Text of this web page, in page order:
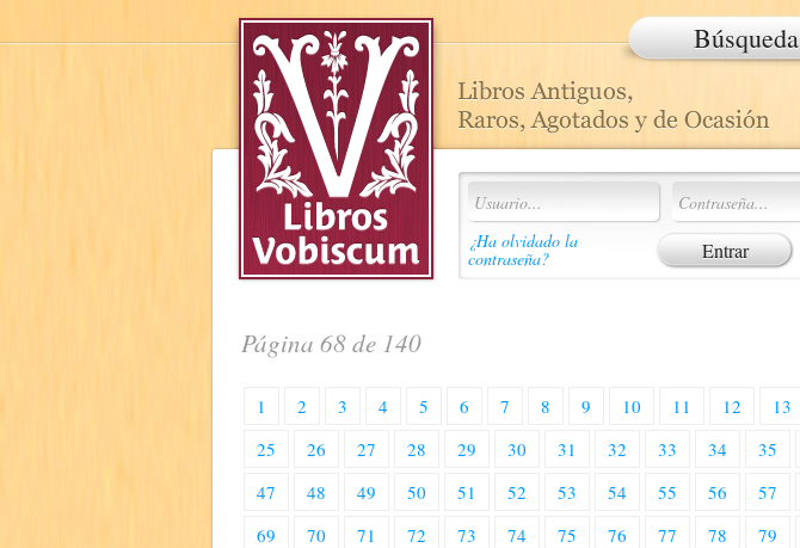
Búsqueda
¿Ha olvidado la
contraseña?
Página 68 de 140
1 2 3 4 5 6 7 8 9 10 11 12 13
25
26 27 28 29 30 31 32 33 34 35
47
48 49 50 51 52 53 54 55 56 57
69
70 71 72 73 74 75 76 77 78 79